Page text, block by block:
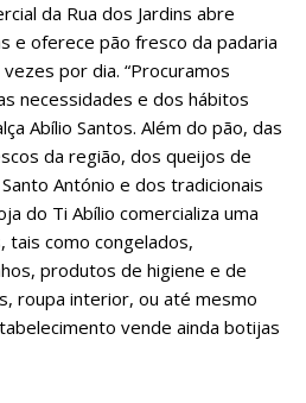
da Rua dos Jardins abre
e oferece pão fresco da padaria
por dia. “Procuramos
necessidades e dos hábitos
Abílio Santos. Além do pão, das
da região, dos queijos de
António e dos tradicionais
do Ti Abílio comercializa uma
como congelados,
produtos de higiene e de
roupa interior, ou até mesmo
vende ainda botijas